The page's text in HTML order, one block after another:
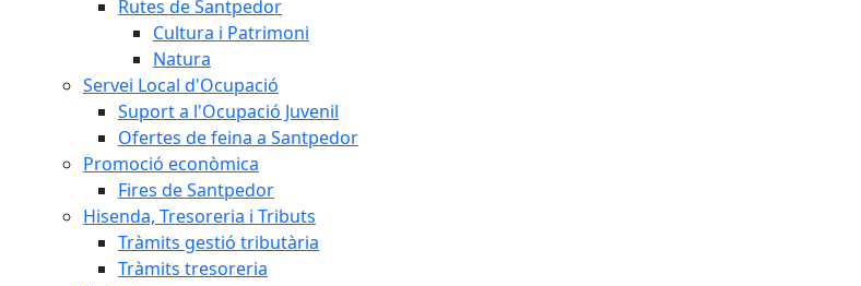
Rutes de Santpedor
Cultura i Patrimoni
Natura
Servei Local d'Ocupació
Suport a l'Ocupació Juvenil
Ofertes de feina a Santpedor
Promoció econòmica
Fires de Santpedor
Hisenda, Tresoreria i Tributs
Tràmits gestió tributària
Tràmits tresoreria